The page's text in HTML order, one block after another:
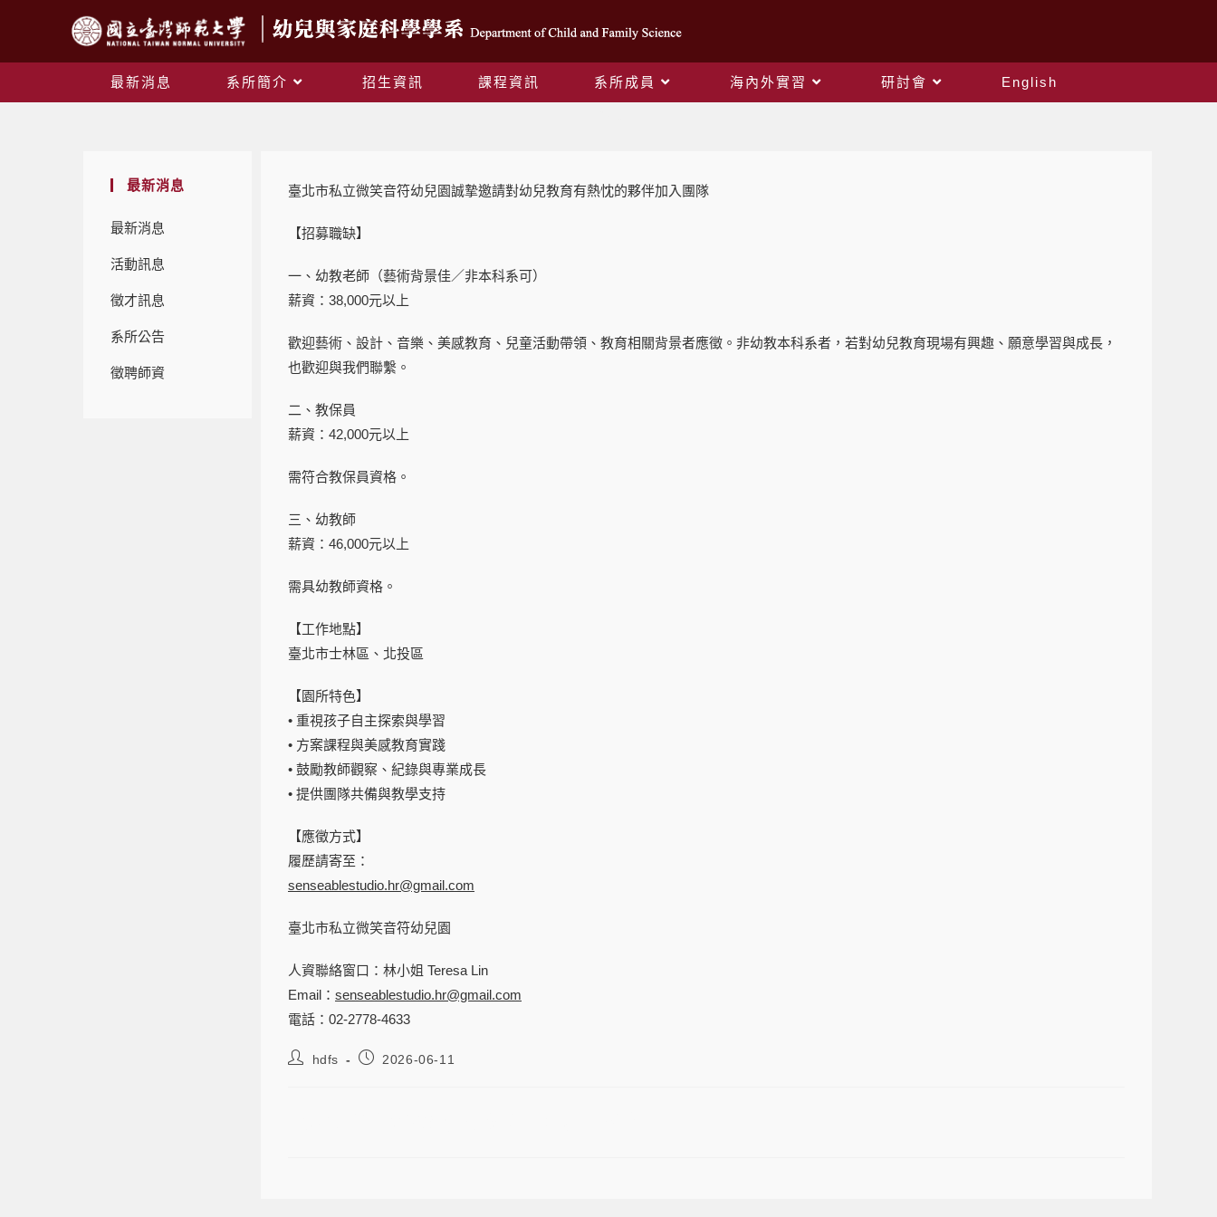
最新消息 系所簡介 招生資訊 課程資訊 系所成員 海內外實習 研討會
English
最新消息
最新消息
活動訊息
徵才訊息
系所公告
徵聘師資
臺北市私立微笑音符幼兒園誠摯邀請對幼兒教育有熱忱的夥伴加入團隊
【招募職缺】
一、幼教老師（藝術背景佳／非本科系可）
薪資：38,000元以上
歡迎藝術、設計、音樂、美感教育、兒童活動帶領、教育相關背景者應徵。非幼教本科系者，若對幼兒教育現場有興趣、願意學習與成長，
也歡迎與我們聯繫。
二、教保員
薪資：42,000元以上
需符合教保員資格。
三、幼教師
薪資：46,000元以上
需具幼教師資格。
【工作地點】
臺北市士林區、北投區
【園所特色】
• 重視孩子自主探索與學習
• 方案課程與美感教育實踐
• 鼓勵教師觀察、紀錄與專業成長
• 提供團隊共備與教學支持
【應徵方式】
履歷請寄至：
senseablestudio.hr@gmail.com
臺北市私立微笑音符幼兒園
人資聯絡窗口：林小姐 Teresa Lin
Email： senseablestudio.hr@gmail.com
電話：02-2778-4633
hdfs 2026-06-11